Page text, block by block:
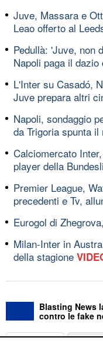
Juve, Massara e
Leao offerto al
Pedullà: 'Juve, non
Napoli paga il dazio
L'Inter su Casadó,
Juve prepara altri
Napoli, sondaggio
da Trigoria spunta il
Calciomercato
player della
Premier League,
precedenti e Tv,
Eurogol di
Milan-Inter in
della stagione
Blasting News
contro le fake